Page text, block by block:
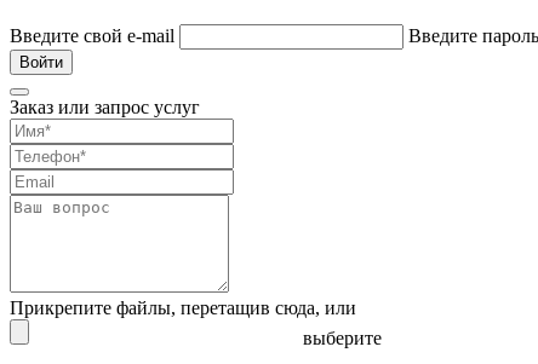
Введите свой e-mail Введите пароль
Войти
Заказ или запрос услуг
Прикрепите файлы, перетащив сюда, или
выберите